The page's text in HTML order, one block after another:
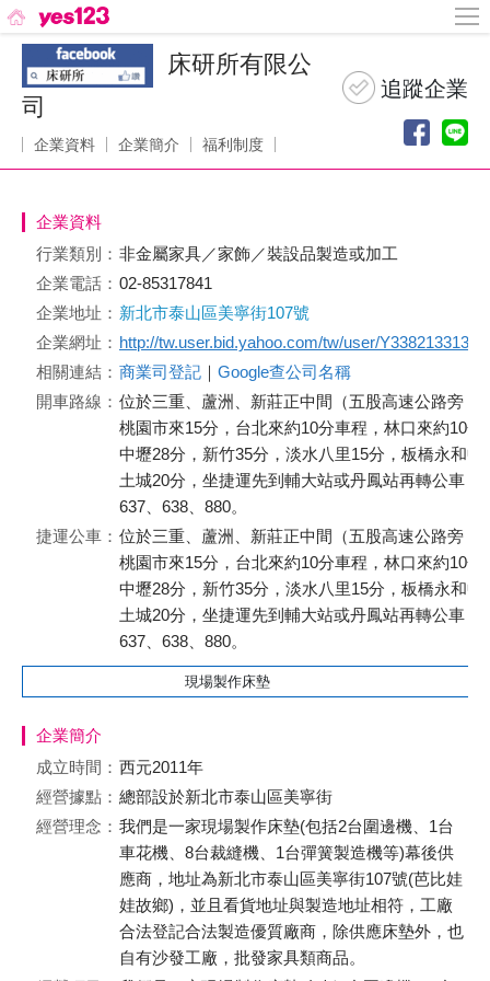
床研所有限公
司
企業資料 企業簡介 福利制度
企業資料
行業類別： 非金屬家具／家飾／裝設品製造或加工
企業電話： 02-85317841
企業地址： 新北市泰山區美寧街107號
企業網址： http://tw.user.bid.yahoo.com/tw/user/Y3382133135
相關連結： 商業司登記 ｜ Google查公司名稱
開車路線： 位於三重、蘆洲、新莊正中間（五股高速公路旁，
桃園市來15分，台北來約10分車程，林口來約10分
中壢28分，新竹35分，淡水八里15分，板橋永和中
土城20分，坐捷運先到輔大站或丹鳳站再轉公車
637、638、880。
捷運公車： 位於三重、蘆洲、新莊正中間（五股高速公路旁，
桃園市來15分，台北來約10分車程，林口來約10分
中壢28分，新竹35分，淡水八里15分，板橋永和中
土城20分，坐捷運先到輔大站或丹鳳站再轉公車
637、638、880。
現場製作床墊
企業簡介
成立時間： 西元2011年
經營據點： 總部設於新北市泰山區美寧街
經營理念： 我們是一家現場製作床墊(包括2台圍邊機、1台
車花機、8台裁縫機、1台彈簧製造機等)幕後供
應商，地址為新北市泰山區美寧街107號(芭比娃
娃故鄉)，並且看貨地址與製造地址相符，工廠
合法登記合法製造優質廠商，除供應床墊外，也
自有沙發工廠，批發家具類商品。